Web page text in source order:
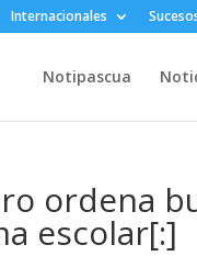
Internacionales
Notipascua
ordena
escolar[:]